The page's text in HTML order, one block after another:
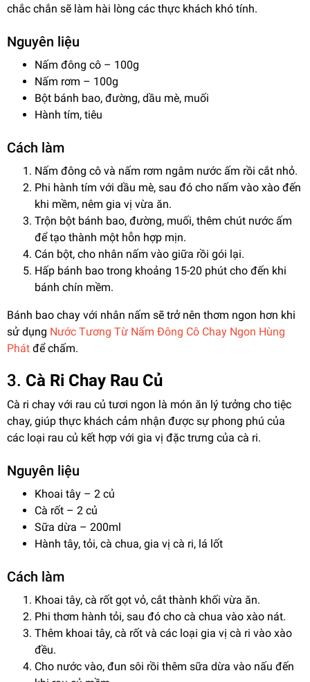
chắc chắn sẽ làm hài lòng các thực khách khó tính.
Nguyên liệu
Nấm đông cô – 100g
Nấm rơm – 100g
Bột bánh bao, đường, dầu mè, muối
Hành tím, tiêu
Cách làm
Nấm đông cô và nấm rơm ngâm nước ấm rồi cắt nhỏ.
Phi hành tím với dầu mè, sau đó cho nấm vào xào đến
khi mềm, nêm gia vị vừa ăn.
Trộn bột bánh bao, đường, muối, thêm chút nước ấm
để tạo thành một hỗn hợp mịn.
Cán bột, cho nhân nấm vào giữa rồi gói lại.
Hấp bánh bao trong khoảng 15-20 phút cho đến khi
bánh chín mềm.
Bánh bao chay với nhân nấm sẽ trở nên thơm ngon hơn khi
sử dụng Nước Tương Từ Nấm Đông Cô Chay Ngon Hùng
Phát để chấm.
3. Cà Ri Chay Rau Củ
Cà ri chay với rau củ tươi ngon là món ăn lý tưởng cho tiệc
chay, giúp thực khách cảm nhận được sự phong phú của
các loại rau củ kết hợp với gia vị đặc trưng của cà ri.
Nguyên liệu
Khoai tây – 2 củ
Cà rốt – 2 củ
Sữa dừa – 200ml
Hành tây, tỏi, cà chua, gia vị cà ri, lá lốt
Cách làm
Khoai tây, cà rốt gọt vỏ, cắt thành khối vừa ăn.
Phi thơm hành tỏi, sau đó cho cà chua vào xào nát.
Thêm khoai tây, cà rốt và các loại gia vị cà ri vào xào
đều.
Cho nước vào, đun sôi rồi thêm sữa dừa vào nấu đến